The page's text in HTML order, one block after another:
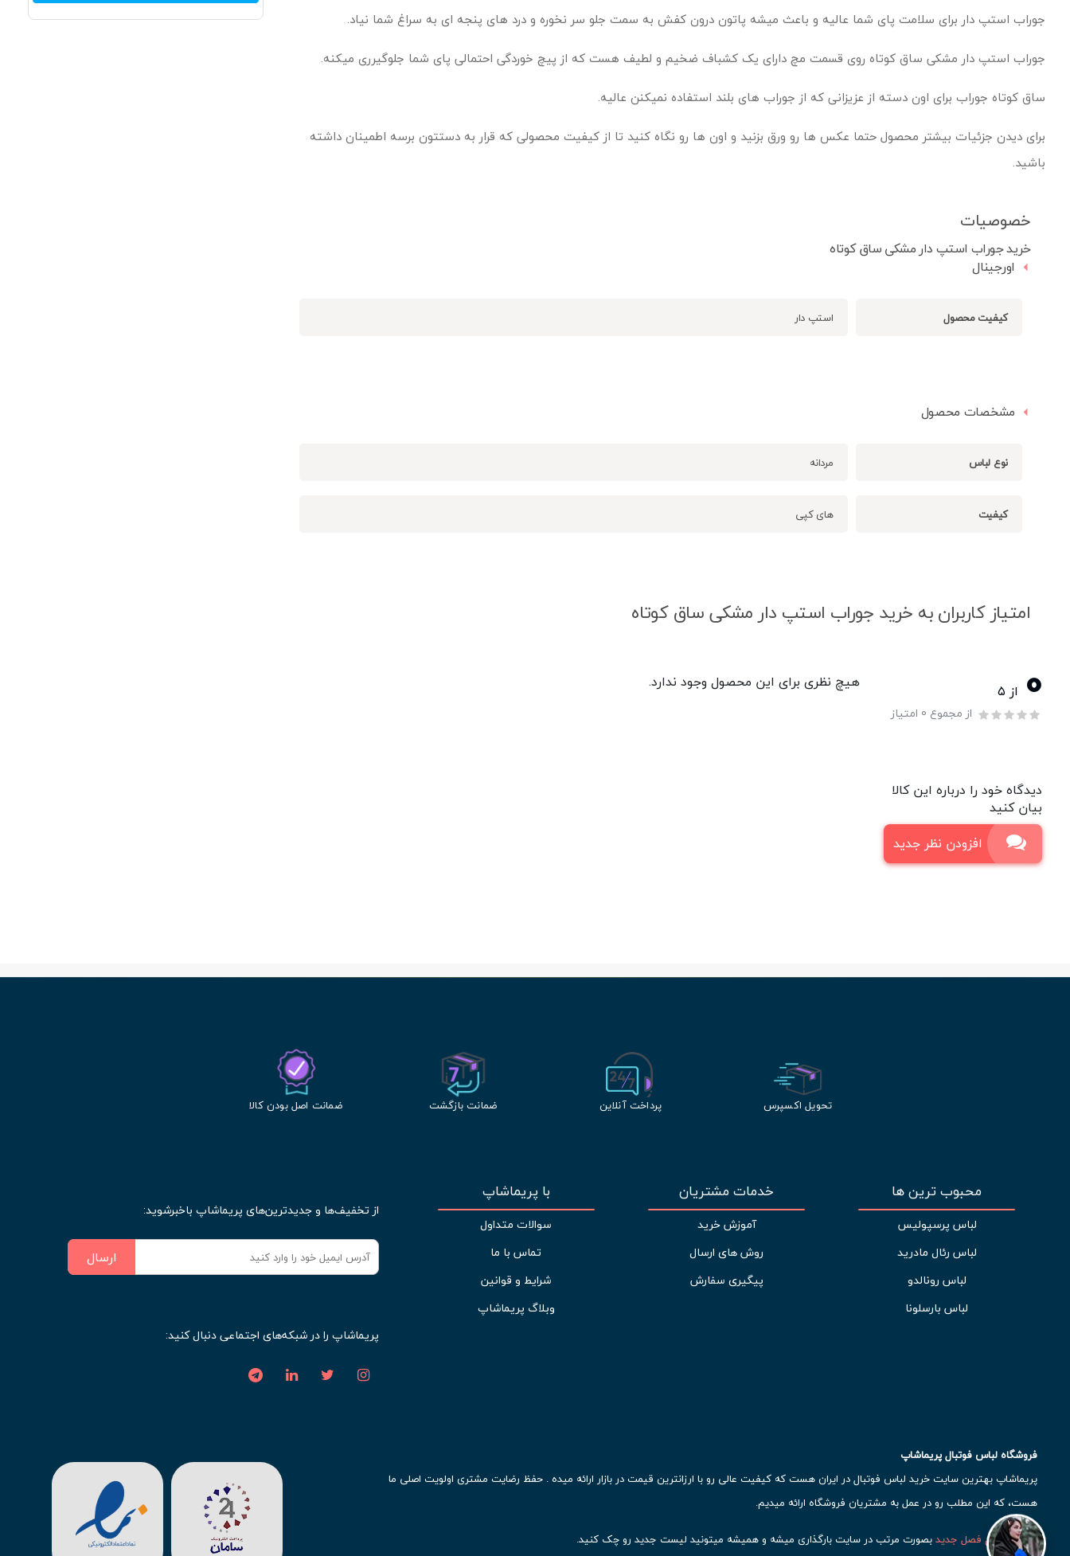
جوراب استپ دار برای سلامت پای شما عالیه و باعث میشه پاتون درون کفش به سمت جلو سر نخوره و درد های پنجه ای به سراغ شما نیاد.
جوراب استپ دار مشکی ساق کوتاه روی قسمت مچ دارای یک کشباف ضخیم و لطیف هست که از پیچ خوردگی احتمالی پای شما جلوگیرری میکنه.
ساق کوتاه جوراب برای اون دسته از عزیزانی که از جوراب های بلند استفاده نمیکنن عالیه.
برای دیدن جزئیات بیشتر محصول حتما عکس ها رو ورق بزنید و اون ها رو نگاه کنید تا از کیفیت محصولی که قرار به دستتون برسه اطمینان داشته
باشید.
خصوصیات
خرید جوراب استپ دار مشکی ساق کوتاه
اورجینال
کیفیت محصول استپ دار
مشخصات محصول
نوع لباس مردانه
کیفیت های کپی
امتیاز کاربران به خرید جوراب استپ دار مشکی ساق کوتاه
0 از ۵
از مجموع 0 امتیاز
دیدگاه خود را درباره این کالا
بیان کنید
افزودن نظر جدید
هیچ نظری برای این محصول وجود ندارد.
تحویل اکسپرس پرداخت آنلاین ضمانت بازگشت ضمانت اصل بودن کالا
محبوب ترین ها
لباس پرسپولیس
لباس رئال مادرید
لباس رونالدو
لباس بارسلونا
خدمات مشتریان
آموزش خرید
روش های ارسال
پیگیری سفارش
با پریماشاپ
سوالات متداول
تماس با ما
شرایط و قوانین
وبلاگ پریماشاپ
از تخفیف‌ها و جدیدترین‌های پریماشاپ باخبرشوید:
ارسال
پریماشاپ را در شبکه‌های اجتماعی دنبال کنید:
فروشگاه لباس فوتبال پریماشاپ
پریماشاپ بهترین سایت خرید لباس فوتبال در ایران هست که کیفیت عالی رو با ارزانترین قیمت در بازار ارائه میده . حفظ رضایت مشتری اولویت اصلی ما
هست، که این مطلب رو در عمل به مشتریان فروشگاه ارائه میدیم.
لباس فوتبال فصل جدیدبصورت مرتب در سایت بارگذاری میشه و همیشه میتونید لیست جدید رو چک کنید.